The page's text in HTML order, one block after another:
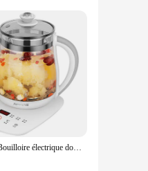
ensure that your
preventing
to use, while
your diverse
Joyoung-Bouilloire électrique domestique multifonction, pot de santé, puissance de feu réglable, température, thé et dessert, DGD1506BQ